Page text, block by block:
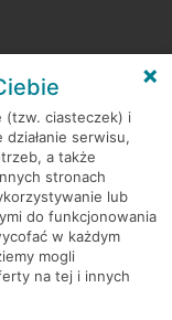
(tzw. ciasteczek) i
serwisu,
a także
stronach
lub
do funkcjonowania
w każdym
mogli
na tej i innych